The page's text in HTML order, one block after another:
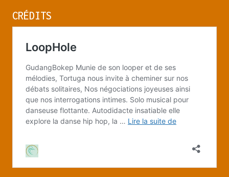
CRÉDITS